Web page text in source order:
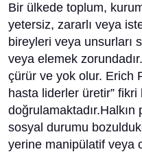
Bir ülkede toplum,
yetersiz, zararlı veya
bireyleri veya unsurları
veya elemek
çürür ve yok olur. Erich
hasta liderler üretir”
sosyal durumu
yerine manipülatif veya